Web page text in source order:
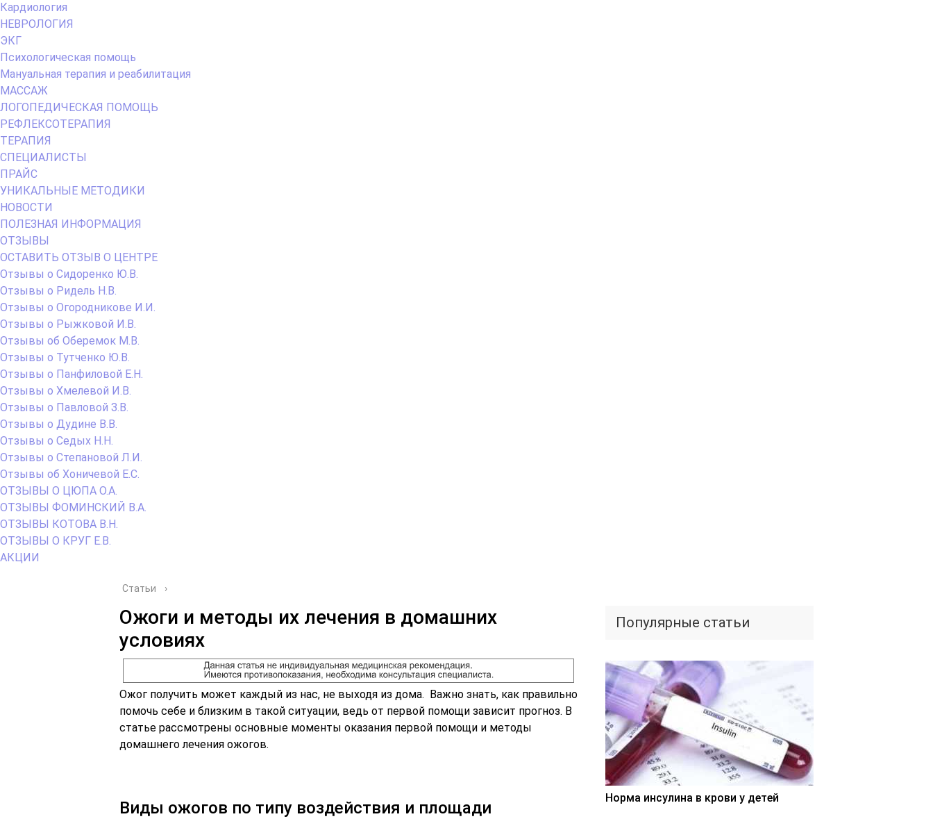
Кардиология
НЕВРОЛОГИЯ
ЭКГ
Психологическая помощь
Мануальная терапия и реабилитация
МАССАЖ
ЛОГОПЕДИЧЕСКАЯ ПОМОЩЬ
РЕФЛЕКСОТЕРАПИЯ
ТЕРАПИЯ
СПЕЦИАЛИСТЫ
ПРАЙС
УНИКАЛЬНЫЕ МЕТОДИКИ
НОВОСТИ
ПОЛЕЗНАЯ ИНФОРМАЦИЯ
ОТЗЫВЫ
ОСТАВИТЬ ОТЗЫВ О ЦЕНТРЕ
Отзывы о Сидоренко Ю.В.
Отзывы о Ридель Н.В.
Отзывы о Огородникове И.И.
Отзывы о Рыжковой И.В.
Отзывы об Оберемок М.В.
Отзывы о Тутченко Ю.В.
Отзывы о Панфиловой Е.Н.
Отзывы о Хмелевой И.В.
Отзывы о Павловой З.В.
Отзывы о Дудине В.В.
Отзывы о Седых Н.Н.
Отзывы о Степановой Л.И.
Отзывы об Хоничевой Е.С.
ОТЗЫВЫ О ЦЮПА О.А.
ОТЗЫВЫ ФОМИНСКИЙ В.А.
ОТЗЫВЫ КОТОВА В.Н.
ОТЗЫВЫ О КРУГ Е.В.
АКЦИИ
Статьи ›
Ожоги и методы их лечения в домашних
условиях
Ожог получить может каждый из нас, не выходя из дома. Важно знать, как правильно
помочь себе и близким в такой ситуации, ведь от первой помощи зависит прогноз. В
статье рассмотрены основные моменты оказания первой помощи и методы
домашнего лечения ожогов.
Виды ожогов по типу воздействия и площади
Популярные статьи
Норма инсулина в крови у детей